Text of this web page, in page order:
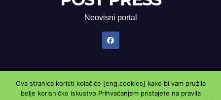
Neovisni portal
Proudly powered by WordPress| Theme: Newsup byThemeansar.
Ova stranica koristi kolačiće [eng.cookies] kako bi vam pružila
bolje korisničko iskustvo.Prihvaćanjem pristajete na pravila